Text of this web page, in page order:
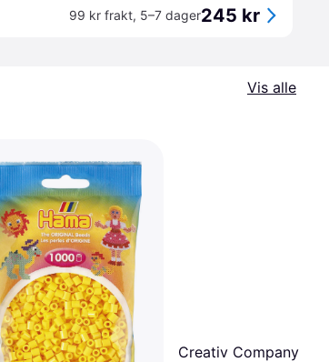
99 kr frakt, 5–7 dager245 kr
Vis alle
Creativ Company